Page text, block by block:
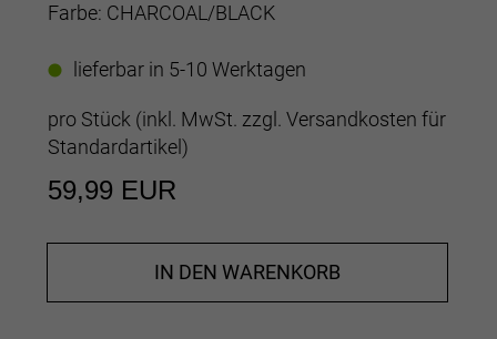
Farbe: CHARCOAL/BLACK
lieferbar in 5-10 Werktagen
pro Stück (inkl. MwSt. zzgl. Versandkosten für
Standardartikel)
59,99 EUR
IN DEN WARENKORB